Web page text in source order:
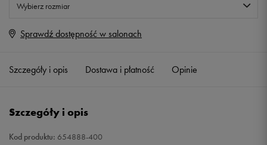
Wybierz rozmiar
Rozmiary EU
40,5
Sprawdź dostępność w salonach
Szczegóły i opis Dostawa i płatność Opinie
Szczegóły i opis
Kod produktu: 654888-400